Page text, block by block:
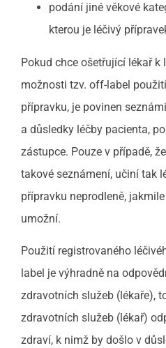
podání jiné věkové
kterou je léčivý
Pokud chce ošetřující lékař k
možnosti tzv. off-label
přípravku, je povinen
a důsledky léčby pacienta,
zástupce. Pouze v případě,
takové seznámení, učiní tak
přípravku neprodleně,
umožní.
Použití registrovaného
label je výhradně na
zdravotních služeb (lékaře),
zdravotních služeb (lékař)
zdraví, k nimž by došlo v